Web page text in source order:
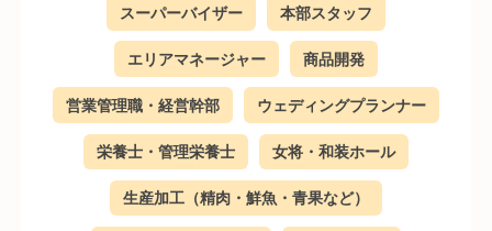
スーパーバイザー 本部スタッフ
エリアマネージャー 商品開発
営業管理職・経営幹部 ウェディングプランナー
栄養士・管理栄養士 女将・和装ホール
生産加工（精肉・鮮魚・青果など）